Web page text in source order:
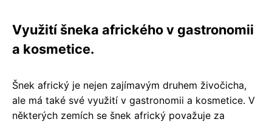
Využití šneka afrického v gastronomii
a kosmetice.
Šnek africký je nejen zajímavým druhem živočicha,
ale má také své využití v gastronomii a kosmetice. V
některých zemích se šnek africký považuje za